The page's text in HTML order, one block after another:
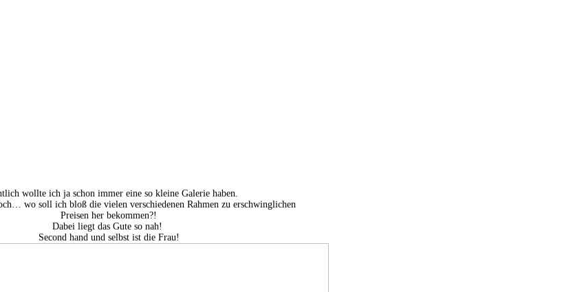
wollte ich ja schon immer eine so kleine Galerie haben.
wo soll ich bloß die vielen verschiedenen Rahmen zu erschwinglichen
Preisen her bekommen?!
Dabei liegt das Gute so nah!
Second hand und selbst ist die Frau!